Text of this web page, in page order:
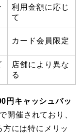
利用金額に応じ
て
カード会員限定
店舗により異な
る
円キャッシュバッ
開催されており、
には特にメリッ